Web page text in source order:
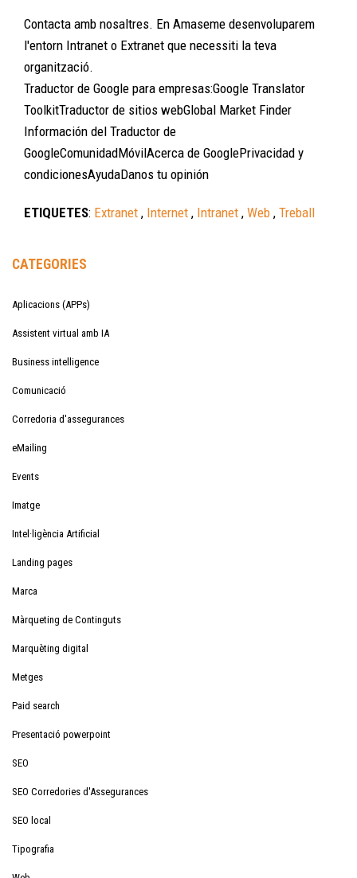
Contacta amb nosaltres. En Amaseme desenvoluparem
l'entorn Intranet o Extranet que necessiti la teva
organització.
Traductor de Google para empresas:Google Translator
ToolkitTraductor de sitios webGlobal Market Finder
Información del Traductor de
GoogleComunidadMóvilAcerca de GooglePrivacidad y
condicionesAyudaDanos tu opinión
ETIQUETES: Extranet , Internet , Intranet , Web , Treball
CATEGORIES
Aplicacions (APPs)
Assistent virtual amb IA
Business intelligence
Comunicació
Corredoria d'assegurances
eMailing
Events
Imatge
Intel·ligència Artificial
Landing pages
Marca
Màrqueting de Continguts
Marquèting digital
Metges
Paid search
Presentació powerpoint
SEO
SEO Corredories d'Assegurances
SEO local
Tipografia